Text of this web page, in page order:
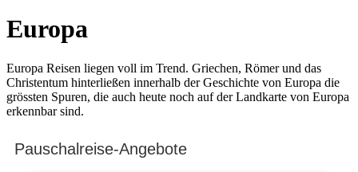
Europa
Europa Reisen liegen voll im Trend. Griechen, Römer und das
Christentum hinterließen innerhalb der Geschichte von Europa die
grössten Spuren, die auch heute noch auf der Landkarte von Europa
erkennbar sind.